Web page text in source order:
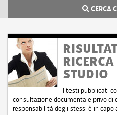
CERCA
STUDIO
I testi pubblicati
consultazione documentale privo di
responsabilità degli stessi è in